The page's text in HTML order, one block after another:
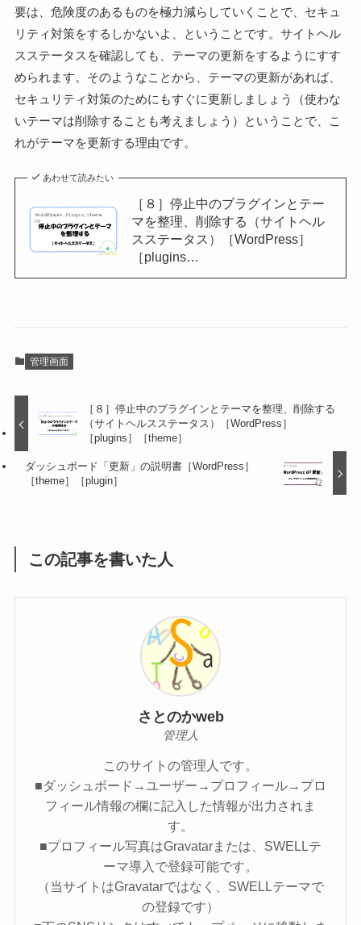
要は、危険度のあるものを極力減らしていくことで、セキュ
リティ対策をするしかないよ、ということです。サイトヘル
スステータスを確認しても、テーマの更新をするようにすす
められます。そのようなことから、テーマの更新があれば、
セキュリティ対策のためにもすぐに更新しましょう（使わな
いテーマは削除することも考えましょう）ということで、こ
れがテーマを更新する理由です。
あわせて読みたい
［８］停止中のプラグインとテー
マを整理、削除する（サイトヘル
スステータス）［WordPress］
［plugins…
管理画面
［８］停止中のプラグインとテーマを整理、削除する
（サイトヘルスステータス）［WordPress］
［plugins］［theme］
ダッシュボード「更新」の説明書［WordPress］
［theme］［plugin］
この記事を書いた人
さとのかweb
管理人
このサイトの管理人です。
■ダッシュボード→ユーザー→プロフィール→プロ
フィール情報の欄に記入した情報が出力されま
す。
■プロフィール写真はGravatarまたは、SWELLテ
ーマ導入で登録可能です。
（当サイトはGravatarではなく、SWELLテーマで
の登録です）